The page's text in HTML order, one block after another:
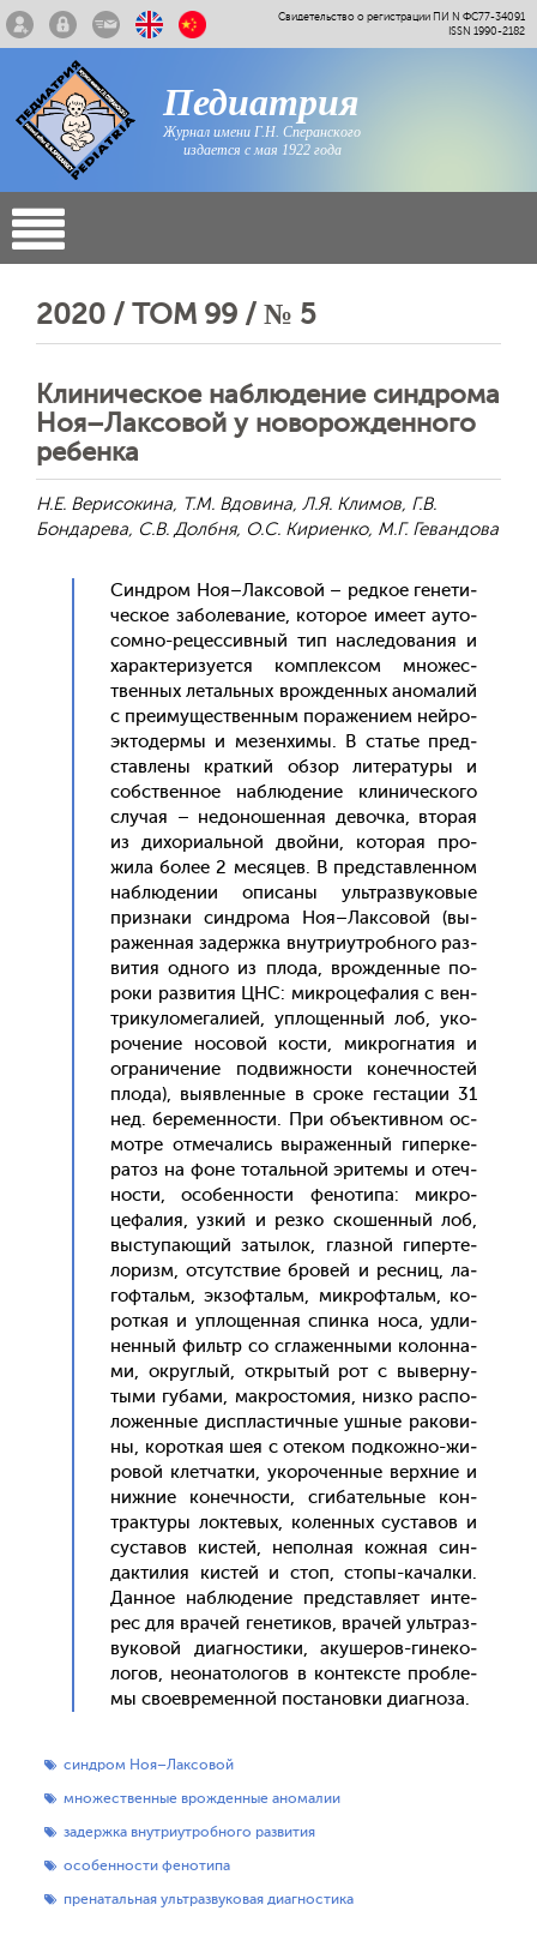
Свидетельство о регистрации ПИ N ФС77-34091
ISSN 1990-2182
Педиатрия
Журнал имени Г.Н. Сперанского
издается с мая 1922 года
2020 / ТОМ 99 / № 5
Клиническое наблюдение синдрома
Ноя–Лаксовой у новорожденного
ребенка
Н.Е. Верисокина, Т.М. Вдовина, Л.Я. Климов, Г.В.
Бондарева, С.В. Долбня, О.С. Кириенко, М.Г. Гевандова
Син­дром Ноя–Лак­со­вой – ред­кое ге­нети­
чес­кое за­боле­вание, ко­торое име­ет а­уто­
сом­но-ре­цес­сивный тип нас­ле­дова­ния и
ха­рак­те­ризу­ет­ся ком­плек­сом мно­жес­
твен­ных ле­таль­ных врож­денных ано­малий
с пре­иму­щес­твен­ным по­раже­ни­ем ней­ро­
эк­то­дер­мы и ме­зен­хи­мы. В статье пред­
став­ле­ны крат­кий об­зор ли­тера­туры и
собс­твен­ное наб­лю­дение кли­ничес­ко­го
слу­чая – не­доно­шен­ная де­воч­ка, вто­рая
из ди­хори­аль­ной двой­ни, ко­торая про­
жила бо­лее 2 ме­сяцев. В пред­став­ленном
наб­лю­дении опи­саны уль­траз­ву­ковые
приз­на­ки син­дро­ма Ноя–Лак­со­вой (вы­
ражен­ная за­дер­жка внут­ри­ут­робно­го раз­
ви­тия од­но­го из пло­да, врож­денные по­
роки раз­ви­тия ЦНС: мик­ро­цефа­лия с вен­
три­куло­мега­ли­ей, уп­ло­щен­ный лоб, уко­
роче­ние но­совой кос­ти, мик­рогна­тия и
ог­ра­ниче­ние под­вижнос­ти ко­неч­ностей
пло­да), вы­яв­ленные в сро­ке гес­та­ции 31
нед. бе­ремен­ности. При объ­ек­тивном ос­
мотре от­ме­чались вы­ражен­ный ги­пер­ке­
ратоз на фо­не то­таль­ной эри­темы и отеч­
ности, осо­бен­ности фе­ноти­па: мик­ро­
цефа­лия, уз­кий и рез­ко ско­шен­ный лоб,
выс­ту­па­ющий за­тылок, глаз­ной ги­пер­те­
лоризм, от­сутс­твие бро­вей и рес­ниц, ла­
гоф­тальм, эк­зофтальм, мик­рофтальм, ко­
рот­кая и уп­ло­щен­ная спин­ка но­са, уд­ли­
нен­ный филь­тр со сгла­жен­ны­ми ко­лон­на­
ми, ок­руглый, от­кры­тый рот с вы­вер­ну­
тыми гу­бами, мак­росто­мия, низ­ко рас­по­
ложен­ные дис­плас­тичные уш­ные ра­кови­
ны, ко­рот­кая шея с оте­ком под­кожно-жи­
ровой клет­чатки, уко­рочен­ные вер­хние и
ниж­ние ко­неч­ности, сги­батель­ные кон­
трак­ту­ры лок­те­вых, ко­лен­ных сус­та­вов и
сус­та­вов кис­тей, не­пол­ная кож­ная син­
дакти­лия кис­тей и стоп, сто­пы-ка­чал­ки.
Дан­ное наб­лю­дение пред­став­ля­ет ин­те­
рес для вра­чей ге­нети­ков, вра­чей уль­траз­
ву­ковой ди­аг­ности­ки, аку­шеров-ги­неко­
логов, не­она­толо­гов в кон­тек­сте проб­ле­
мы сво­ев­ре­мен­ной пос­та­нов­ки ди­аг­но­за.
синдром Ноя–Лаксовой
множественные врожденные аномалии
задержка внутриутробного развития
особенности фенотипа
пренатальная ультразвуковая диагностика